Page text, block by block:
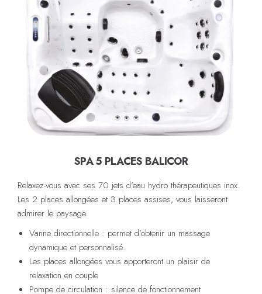
SPA 5 PLACES BALICOR
Relaxez-vous avec ses 70 jets d’eau hydro thérapeutiques inox.
Les 2 places allongées et 3 places assises, vous laisseront
admirer le paysage.
Vanne directionnelle : permet d’obtenir un massage
dynamique et personnalisé.
Les places allongées vous apporteront un plaisir de
relaxation en couple
Pompe de circulation : silence de fonctionnement